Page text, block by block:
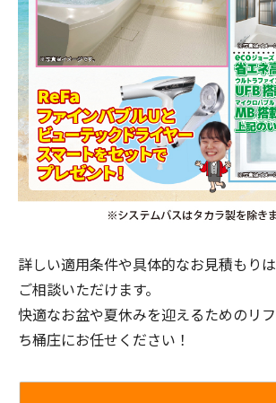
詳しい適用条件や具体的なお見積もり
ご相談いただけます。
快適なお盆や夏休みを迎えるためのリ
ち桶庄にお任せください！